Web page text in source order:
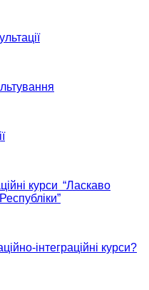
курси “Ласкаво
інтеграційні курси?